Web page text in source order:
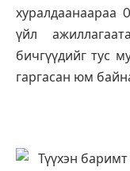
хуралдаанаараа
үйл
бичгүүдийг тус
гаргасан юм